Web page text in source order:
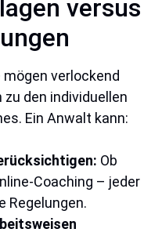
versus
verlockend
den individuellen
Ein Anwalt kann:
Ob
Coaching – jeder
Regelungen.